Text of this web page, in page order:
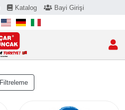
Katalog Bayi Girişi
Filtreleme